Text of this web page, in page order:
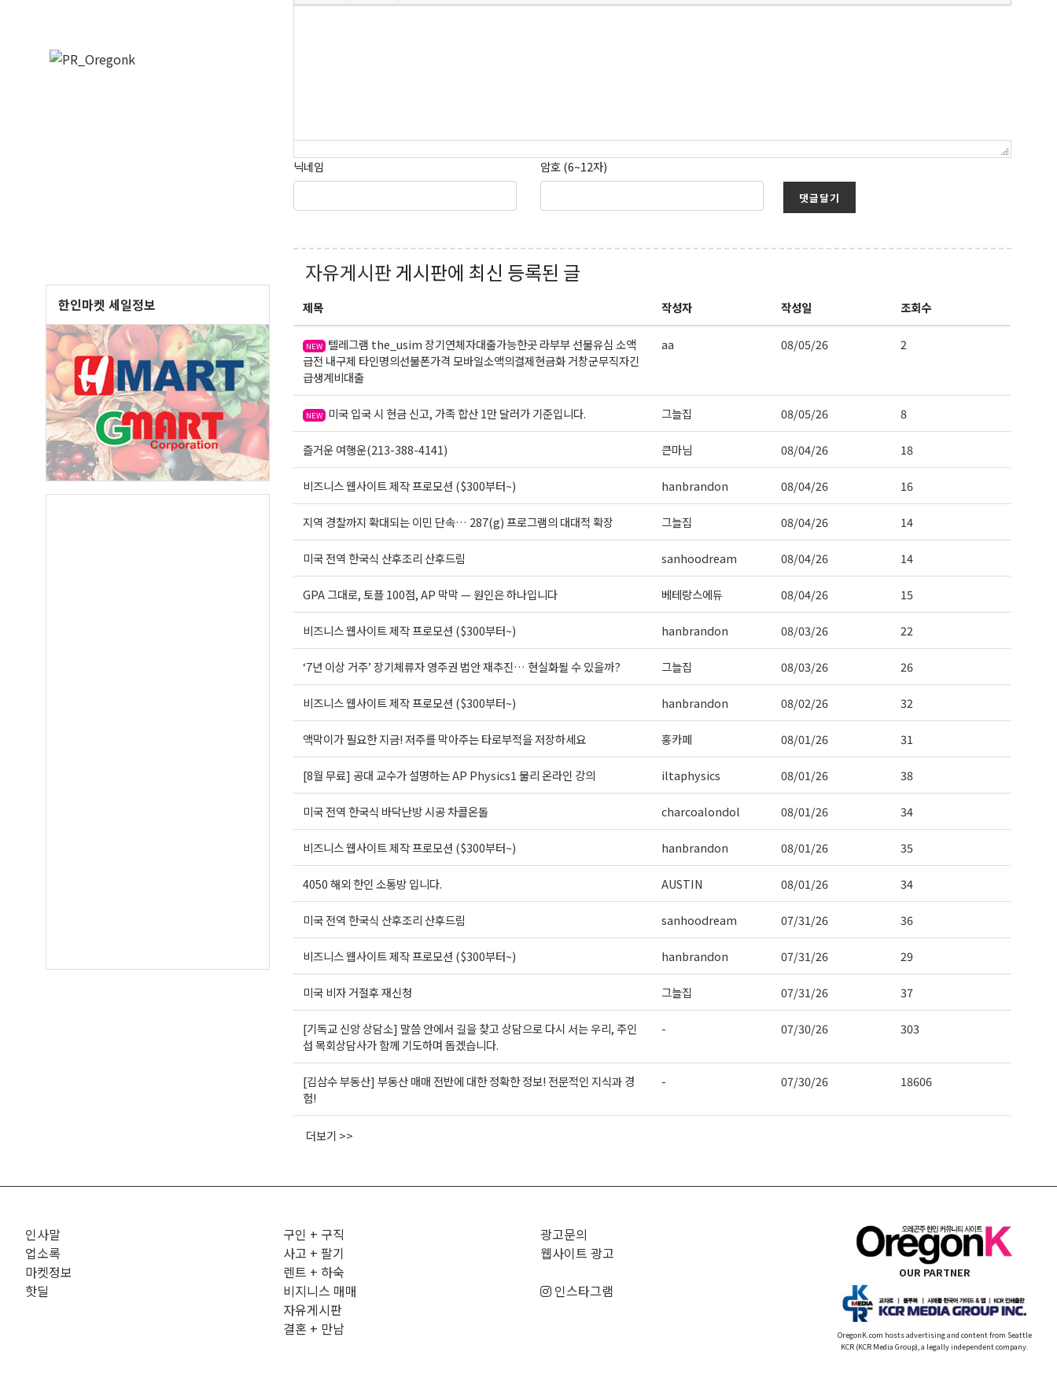
한인마켓 세일정보
닉네임 암호 (6~12자)
댓글달기
자유게시판게시판에 최신 등록된 글
제목 작성자 작성일 조회수
NEW 텔레그램 the_usim 장기연체자대출가능한곳 라부부 선불유심 소액
급전 내구제 타인명의선불폰가격 모바일소액의결제현금화 거창군무직자긴
급생계비대출
aa 08/05/26 2
NEW 미국 입국 시 현금 신고, 가족 합산 1만 달러가 기준입니다. 그늘집 08/05/26 8
즐거운 여행운(213-388-4141) 큰마님 08/04/26 18
비즈니스 웹사이트 제작 프로모션 ($300부터~) hanbrandon 08/04/26 16
지역 경찰까지 확대되는 이민 단속… 287(g) 프로그램의 대대적 확장 그늘집 08/04/26 14
미국 전역 한국식 산후조리 산후드림 sanhoodream 08/04/26 14
GPA 그대로, 토플 100점, AP 막막 — 원인은 하나입니다 베테랑스에듀 08/04/26 15
비즈니스 웹사이트 제작 프로모션 ($300부터~) hanbrandon 08/03/26 22
‘7년 이상 거주’ 장기체류자 영주권 법안 재추진… 현실화될 수 있을까? 그늘집 08/03/26 26
비즈니스 웹사이트 제작 프로모션 ($300부터~) hanbrandon 08/02/26 32
액막이가 필요한 지금! 저주를 막아주는 타로부적을 저장하세요 홍카페 08/01/26 31
[8월 무료] 공대 교수가 설명하는 AP Physics1 물리 온라인 강의 iltaphysics 08/01/26 38
미국 전역 한국식 바닥난방 시공 차콜온돌 charcoalondol 08/01/26 34
비즈니스 웹사이트 제작 프로모션 ($300부터~) hanbrandon 08/01/26 35
4050 해외 한인 소통방 입니다. AUSTIN 08/01/26 34
미국 전역 한국식 산후조리 산후드림 sanhoodream 07/31/26 36
비즈니스 웹사이트 제작 프로모션 ($300부터~) hanbrandon 07/31/26 29
미국 비자 거절후 재신청 그늘집 07/31/26 37
[기독교 신앙 상담소] 말씀 안에서 길을 찾고 상담으로 다시 서는 우리, 주인
섭 목회상담사가 함께 기도하며 돕겠습니다.
- 07/30/26 303
[김삼수 부동산] 부동산 매매 전반에 대한 정확한 정보! 전문적인 지식과 경
험!
- 07/30/26 18606
더보기 >>
인사말
업소록
마켓정보
핫딜
구인 + 구직
사고 + 팔기
렌트 + 하숙
비지니스 매매
자유게시판
결혼 + 만남
광고문의
웹사이트 광고
인스타그램
OUR PARTNER
OregonK.com hosts advertising and content from Seattle
KCR (KCR Media Group), a legally independent company.